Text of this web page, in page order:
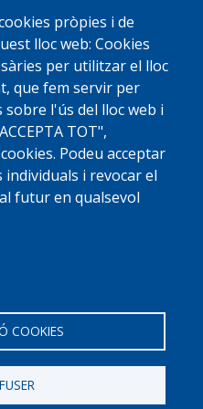
pròpies i de
lloc web: Cookies
per utilitzar el lloc
que fem servir per
l'ús del lloc web i
TOT",
Podeu acceptar
i revocar el
futur en qualsevol
COOKIES
Avis legal Protecció de dades